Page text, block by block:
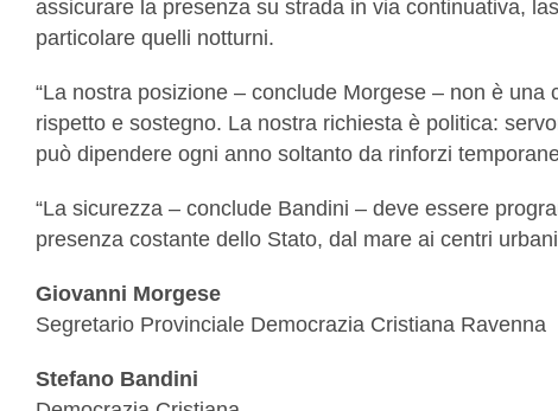
assicurare la presenza su strada in via continuativa,
particolare quelli notturni.
“La nostra posizione – conclude Morgese – non è
rispetto e sostegno. La nostra richiesta è politica:
può dipendere ogni anno soltanto da rinforzi
“La sicurezza – conclude Bandini – deve essere
presenza costante dello Stato, dal mare ai centri
Giovanni Morgese
Segretario Provinciale Democrazia Cristiana Ravenna
Stefano Bandini